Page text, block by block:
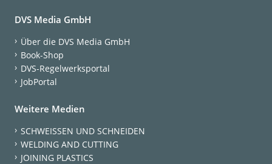
DVS Media GmbH
Über die DVS Media GmbH
Book-Shop
DVS-Regelwerksportal
JobPortal
Weitere Medien
SCHWEISSEN UND SCHNEIDEN
WELDING AND CUTTING
JOINING PLASTICS